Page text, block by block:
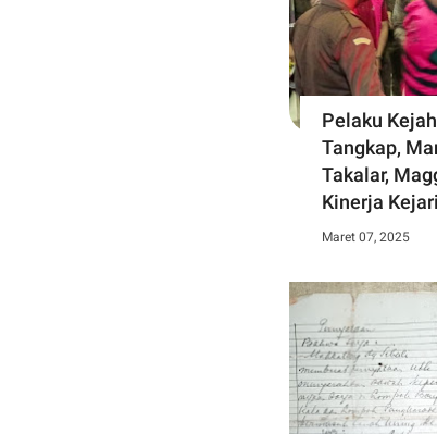
Pelaku
Tangkap,
Takalar,
Kinerja
Maret 07, 2025